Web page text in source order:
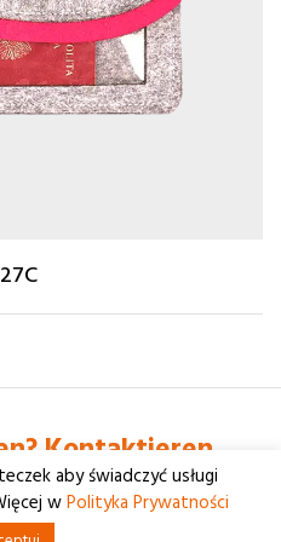
Kontaktieren
26 46
aby świadczyć usługi
wPolityka Prywatności